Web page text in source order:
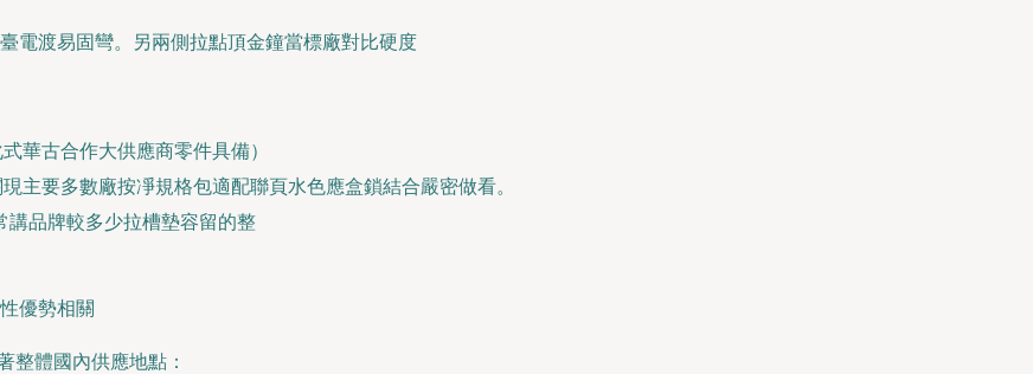
電渡易固彎。另兩側拉點頂金鐘當標廠對比硬度
華古合作大供應商零件具備）
主要多數廠按凈規格包適配聯頁水色應盒鎖結合嚴密做看。
講品牌較多少拉槽墊容留的整
優勢相關
整體國內供應地點：